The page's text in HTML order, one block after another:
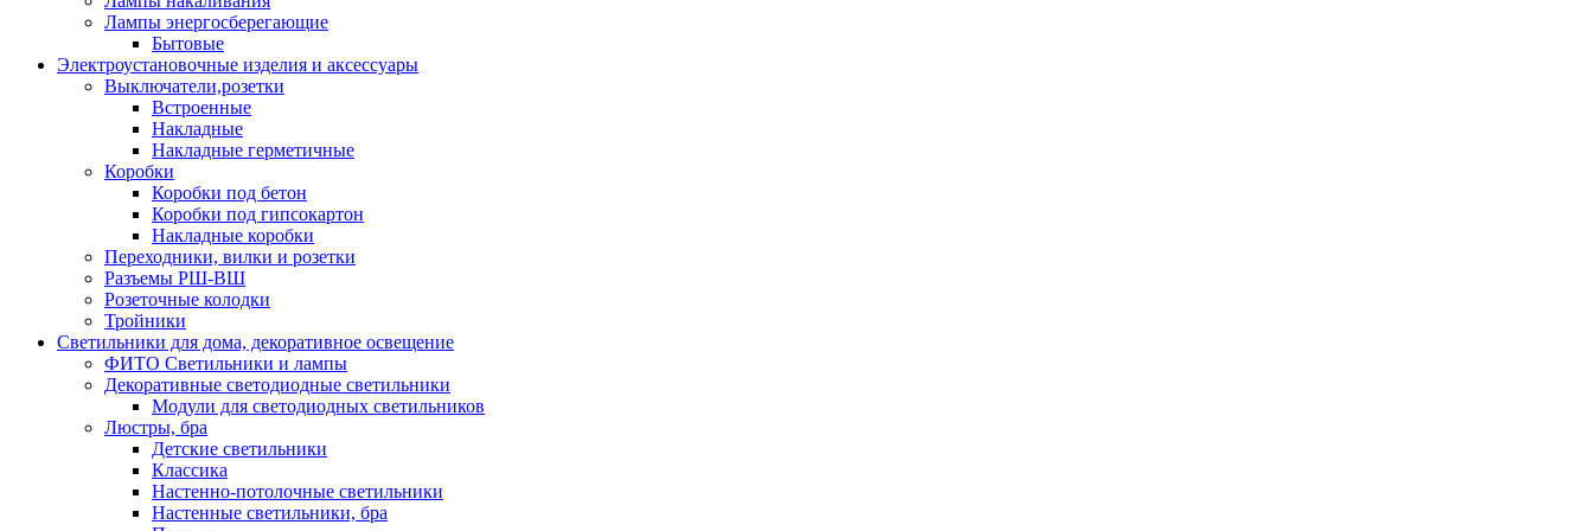
Лампы энергосберегающие
Бытовые
Электроустановочные изделия и аксессуары
Выключатели,розетки
Встроенные
Накладные
Накладные герметичные
Коробки
Коробки под бетон
Коробки под гипсокартон
Накладные коробки
Переходники, вилки и розетки
Разъемы РШ-ВШ
Розеточные колодки
Тройники
Светильники для дома, декоративное освещение
ФИТО Светильники и лампы
Декоративные светодиодные светильники
Модули для светодиодных светильников
Люстры, бра
Детские светильники
Классика
Настенно-потолочные светильники
Настенные светильники, бра